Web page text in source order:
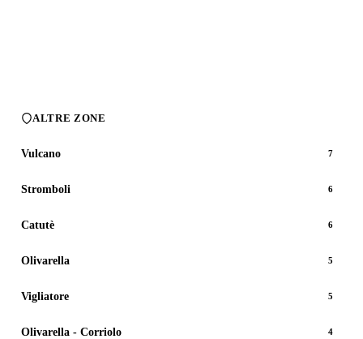
ALTRE ZONE
Vulcano 7
Stromboli 6
Catutè 6
Olivarella 5
Vigliatore 5
Olivarella - Corriolo 4